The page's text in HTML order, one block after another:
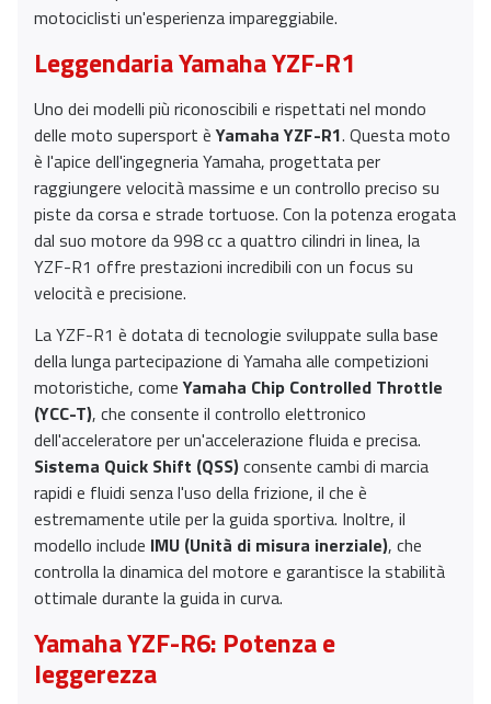
motociclisti un'esperienza impareggiabile.
Leggendaria Yamaha YZF-R1
Uno dei modelli più riconoscibili e rispettati nel mondo
delle moto supersport èYamaha YZF-R1. Questa moto
è l'apice dell'ingegneria Yamaha, progettata per
raggiungere velocità massime e un controllo preciso su
piste da corsa e strade tortuose. Con la potenza erogata
dal suo motore da 998 cc a quattro cilindri in linea, la
YZF-R1 offre prestazioni incredibili con un focus su
velocità e precisione.
La YZF-R1 è dotata di tecnologie sviluppate sulla base
della lunga partecipazione di Yamaha alle competizioni
motoristiche, comeYamaha Chip Controlled Throttle
(YCC-T), che consente il controllo elettronico
dell'acceleratore per un'accelerazione fluida e precisa.
Sistema Quick Shift (QSS)consente cambi di marcia
rapidi e fluidi senza l'uso della frizione, il che è
estremamente utile per la guida sportiva. Inoltre, il
modello include IMU (Unità di misura inerziale), che
controlla la dinamica del motore e garantisce la stabilità
ottimale durante la guida in curva.
Yamaha YZF-R6: Potenza e
leggerezza